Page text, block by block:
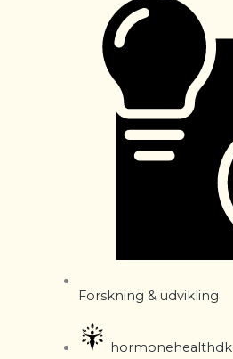
Forskning & udvikling
hormonehealthdk